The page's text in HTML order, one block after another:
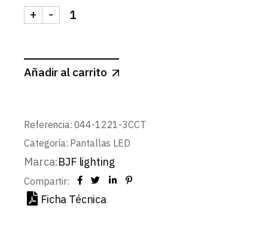
PANTALLA ESTANCA 120Cm36-28-20w 3000/
-
+
Añadir al carrito
Referencia: 044-1221-3CCT
Categoría: Pantallas LED
Marca:BJF lighting
Compartir:
Ficha Técnica